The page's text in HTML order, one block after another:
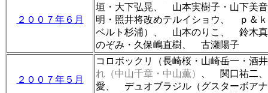
２００７年６月
垣・大下弘晃、 山本実樹子・山下美
明 ・照井将改めテルイショウ、 ｐ＆
ベルト杉浦）、 山本のりこ、 鈴木
のぞみ・久保嶋直樹、 古瀬陽子
２００７年５月
コロボックリ（長崎桜・山崎岳一・酒
れ（中山千章・中山薫）
、 関口祐二
愛、 デュオブラジル（グスターボア